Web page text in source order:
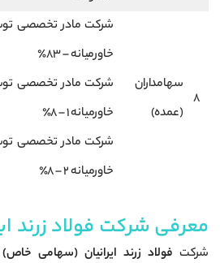
8
سهامداران
(عمده)
شرکت مادر تخصصی
خاورمیانه – 83٪
شرکت مادر تخصصی
خاورمیانه 1 – 8٪
شرکت مادر تخصصی
خاورمیانه 2 – 8٪
معرفی شرکت فولاد زرند
شرکت فولاد زرند ایرانیان (سهامی خاص)